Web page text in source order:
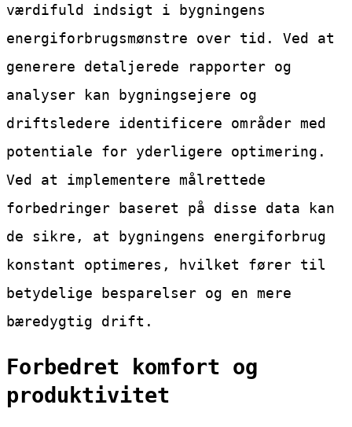
værdifuld indsigt i bygningens
energiforbrugsmønstre over tid. Ved at
generere detaljerede rapporter og
analyser kan bygningsejere og
driftsledere identificere områder med
potentiale for yderligere optimering.
Ved at implementere målrettede
forbedringer baseret på disse data kan
de sikre, at bygningens energiforbrug
konstant optimeres, hvilket fører til
betydelige besparelser og en mere
bæredygtig drift.
Forbedret komfort og
produktivitet